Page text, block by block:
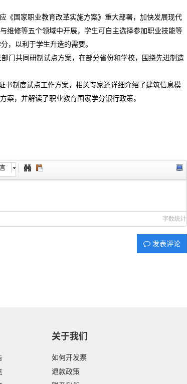
《国家职业教育改革实施方案》重大部署，加快发展现代
维修等五个领域中开展，学生可自主选择参加职业技能等
，以利于学生升造的需要。
门共同研制试点方案，在部分省份和学校，围绕先进制造
书制度试点工作方案，相关专家还详细介绍了建筑信息模
，并解读了职业教育国家学分银行政策。
字数统计
发表评论
关于我们
如何开发票
退款政策